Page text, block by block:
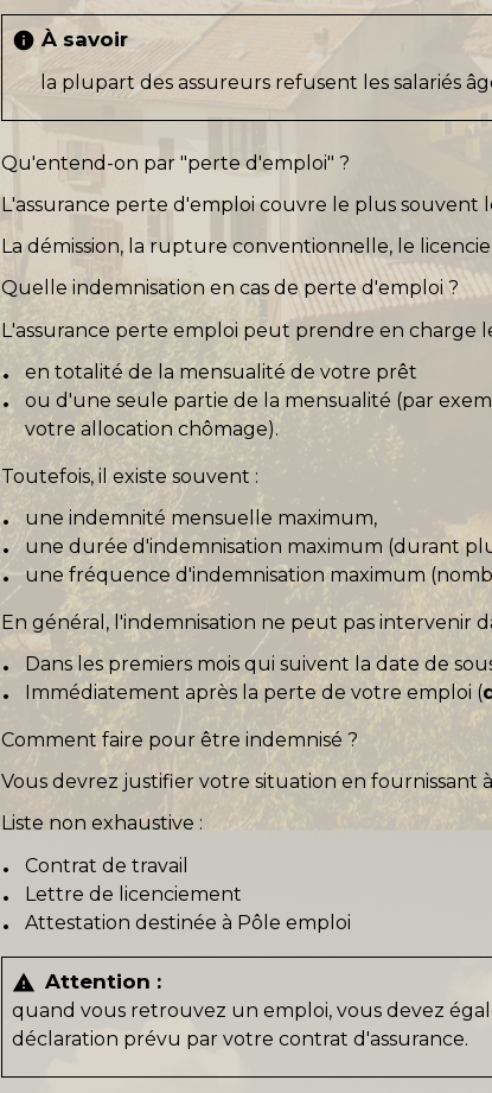
info À savoir
la plupart des assureurs refusent les salariés
Qu'entend-on par "perte d'emploi" ?
L'assurance perte d'emploi couvre le plus souvent
La démission, la rupture conventionnelle, le
Quelle indemnisation en cas de perte d'emploi ?
L'assurance perte emploi peut prendre en charge
en totalité de la mensualité de votre prêt
ou d'une seule partie de la mensualité (par
votre allocation chômage).
Toutefois, il existe souvent :
une indemnité mensuelle maximum,
une durée d'indemnisation maximum (durant
une fréquence d'indemnisation maximum
En général, l'indemnisation ne peut pas intervenir
Dans les premiers mois qui suivent la date de
Immédiatement après la perte de votre emploi (
Comment faire pour être indemnisé ?
Vous devrez justifier votre situation en fournissant
Liste non exhaustive :
Contrat de travail
Lettre de licenciement
Attestation destinée à Pôle emploi
warning Attention :
quand vous retrouvez un emploi, vous devez
déclaration prévu par votre contrat d'assurance.